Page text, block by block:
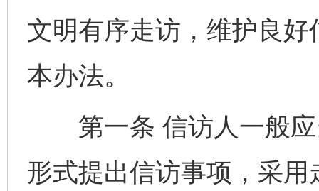
文明有序走访，维护良
本办法。
第一条 信访人一般应
形式提出信访事项，采